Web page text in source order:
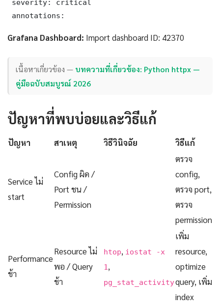
severity: critical
annotations:
Grafana Dashboard: Import dashboard ID: 42370
เนื้อหาเกี่ยวข้อง — บทความที่เกี่ยวข้อง: Python httpx —
คู่มือฉบับสมบูรณ์ 2026
ปัญหาที่พบบ่อยและวิธีแก้
ปัญหา สาเหตุ วิธีวินิจฉัย วิธีแก้
Service ไม่
start
Config ผิด /
Port ชน /
Permission
ตรวจ
config,
ตรวจ port,
ตรวจ
permission
Performance
ช้า
Resource ไม่
พอ / Query
ช้า
htop, iostat -x
1 ,
pg_stat_activity
เพิ่ม
resource,
optimize
query, เพิ่ม
index